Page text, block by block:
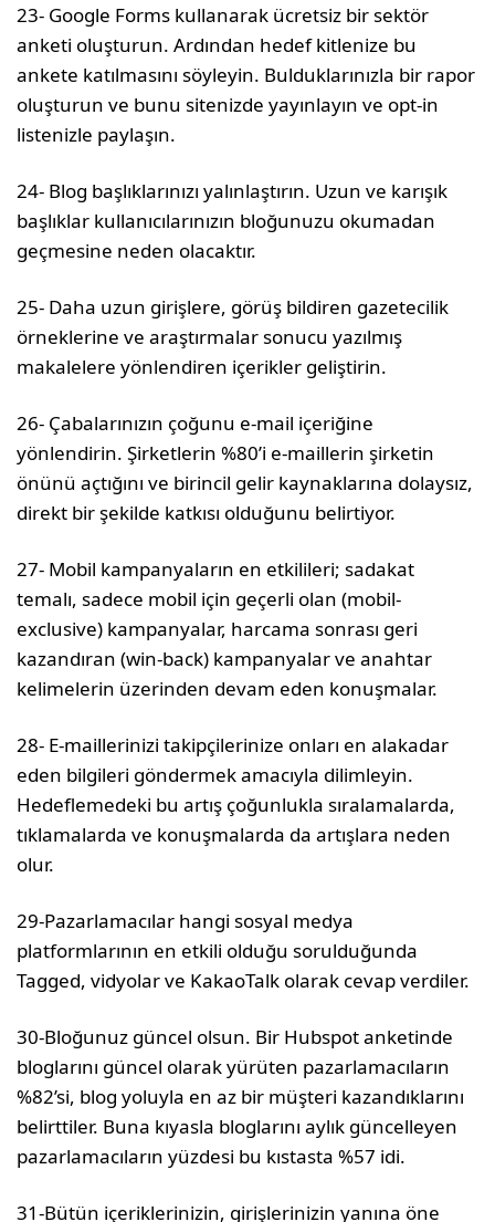
23- Google Forms kullanarak ücretsiz bir sektör
anketi oluşturun. Ardından hedef kitlenize bu
ankete katılmasını söyleyin. Bulduklarınızla bir rapor
oluşturun ve bunu sitenizde yayınlayın ve opt-in
listenizle paylaşın.
24- Blog başlıklarınızı yalınlaştırın. Uzun ve karışık
başlıklar kullanıcılarınızın bloğunuzu okumadan
geçmesine neden olacaktır.
25- Daha uzun girişlere, görüş bildiren gazetecilik
örneklerine ve araştırmalar sonucu yazılmış
makalelere yönlendiren içerikler geliştirin.
26- Çabalarınızın çoğunu e-mail içeriğine
yönlendirin. Şirketlerin %80’i e-maillerin şirketin
önünü açtığını ve birincil gelir kaynaklarına dolaysız,
direkt bir şekilde katkısı olduğunu belirtiyor.
27- Mobil kampanyaların en etkilileri; sadakat
temalı, sadece mobil için geçerli olan (mobil-
exclusive) kampanyalar, harcama sonrası geri
kazandıran (win-back) kampanyalar ve anahtar
kelimelerin üzerinden devam eden konuşmalar.
28- E-maillerinizi takipçilerinize onları en alakadar
eden bilgileri göndermek amacıyla dilimleyin.
Hedeflemedeki bu artış çoğunlukla sıralamalarda,
tıklamalarda ve konuşmalarda da artışlara neden
olur.
29-Pazarlamacılar hangi sosyal medya
platformlarının en etkili olduğu sorulduğunda
Tagged, vidyolar ve KakaoTalk olarak cevap verdiler.
30-Bloğunuz güncel olsun. Bir Hubspot anketinde
bloglarını güncel olarak yürüten pazarlamacıların
%82’si, blog yoluyla en az bir müşteri kazandıklarını
belirttiler. Buna kıyasla bloglarını aylık güncelleyen
pazarlamacıların yüzdesi bu kıstasta %57 idi.
31-Bütün içeriklerinizin, girişlerinizin yanına öne